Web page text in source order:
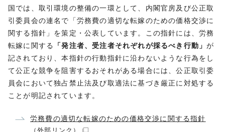
国では、取引環境の整備の一環として、内閣官房及び公正取
引委員会の連名で「労務費の適切な転嫁のための価格交渉に
関する指針」を策定・公表しています。この指針には、労務
転嫁に関する
「発注者、受注者それぞれが採るべき行動」が
記されており、本指針の行動指針に沿わないような行為をし
て公正な競争を阻害するおそれがある場合には、公正取引委
員会において独占禁止法及び取適法に基づき厳正に対処する
ことが明記されています。
労務費の適切な転嫁のための価格交渉に関する指針
（外部リンク）